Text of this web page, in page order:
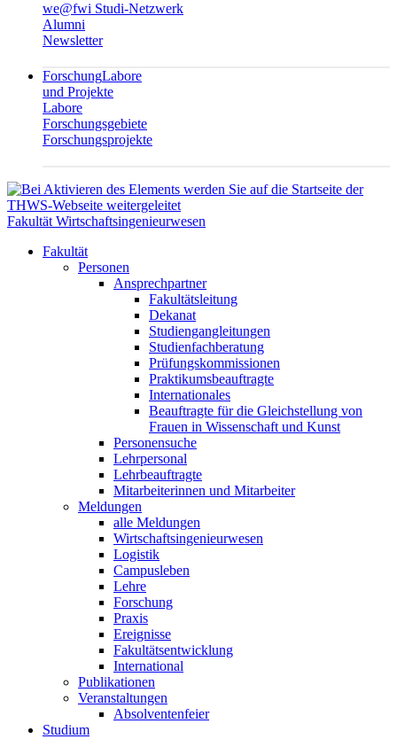
we@fwi Studi-Netzwerk
Alumni
Newsletter
ForschungLabore
und Projekte
Labore
Forschungsgebiete
Forschungsprojekte
Fakultät Wirtschaftsingenieurwesen
Fakultät
Personen
Ansprechpartner
Fakultätsleitung
Dekanat
Studiengangleitungen
Studienfachberatung
Prüfungskommissionen
Praktikumsbeauftragte
Internationales
Beauftragte für die Gleichstellung von
Frauen in Wissenschaft und Kunst
Personensuche
Lehrpersonal
Lehrbeauftragte
Mitarbeiterinnen und Mitarbeiter
Meldungen
alle Meldungen
Wirtschaftsingenieurwesen
Logistik
Campusleben
Lehre
Forschung
Praxis
Ereignisse
Fakultätsentwicklung
International
Publikationen
Veranstaltungen
Absolventenfeier
Studium